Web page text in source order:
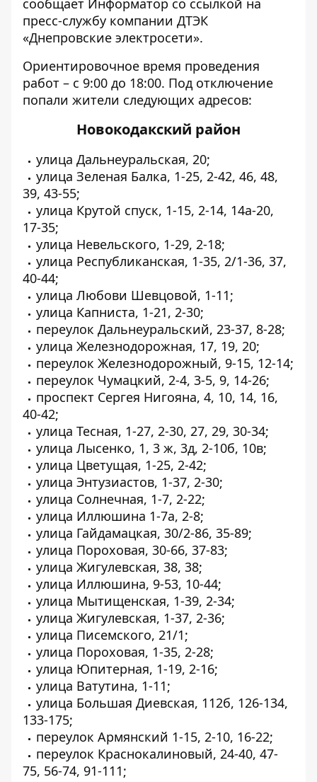
сообщает Информатор со ссылкой на
пресс-службу компании ДТЭК
«Днепровские электросети».
Ориентировочное время проведения
работ – с 9:00 до 18:00. Под отключение
попали жители следующих адресов:
Новокодакский район
улица Дальнеуральская, 20;
улица Зеленая Балка, 1-25, 2-42, 46, 48,
39, 43-55;
улица Крутой спуск, 1-15, 2-14, 14а-20,
17-35;
улица Невельского, 1-29, 2-18;
улица Республиканская, 1-35, 2/1-36, 37,
40-44;
улица Любови Шевцовой, 1-11;
улица Капниста, 1-21, 2-30;
переулок Дальнеуральский, 23-37, 8-28;
улица Железнодорожная, 17, 19, 20;
переулок Железнодорожный, 9-15, 12-14;
переулок Чумацкий, 2-4, 3-5, 9, 14-26;
проспект Сергея Нигояна, 4, 10, 14, 16,
40-42;
улица Тесная, 1-27, 2-30, 27, 29, 30-34;
улица Лысенко, 1, 3 ж, 3д, 2-10б, 10в;
улица Цветущая, 1-25, 2-42;
улица Энтузиастов, 1-37, 2-30;
улица Солнечная, 1-7, 2-22;
улица Иллюшина 1-7а, 2-8;
улица Гайдамацкая, 30/2-86, 35-89;
улица Пороховая, 30-66, 37-83;
улица Жигулевская, 38, 38;
улица Иллюшина, 9-53, 10-44;
улица Мытищенская, 1-39, 2-34;
улица Жигулевская, 1-37, 2-36;
улица Писемского, 21/1;
улица Пороховая, 1-35, 2-28;
улица Юпитерная, 1-19, 2-16;
улица Ватутина, 1-11;
улица Большая Диевская, 112б, 126-134,
133-175;
переулок Армянский 1-15, 2-10, 16-22;
переулок Краснокалиновый, 24-40, 47-
75, 56-74, 91-111;